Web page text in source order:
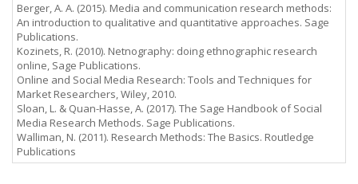
Berger, A. A. (2015). Media and communication research methods:
An introduction to qualitative and quantitative approaches. Sage
Publications.
Kozinets, R. (2010). Netnography: doing ethnographic research
online, Sage Publications.
Online and Social Media Research: Tools and Techniques for
Market Researchers, Wiley, 2010.
Sloan, L. & Quan-Hasse, A. (2017). The Sage Handbook of Social
Media Research Methods. Sage Publications.
Walliman, N. (2011). Research Methods: The Basics. Routledge
Publications